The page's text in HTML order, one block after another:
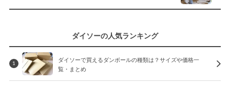
ダイソーの人気ランキング
1
ダイソーで買えるダンボールの種類は？サイズや価格一
覧・まとめ